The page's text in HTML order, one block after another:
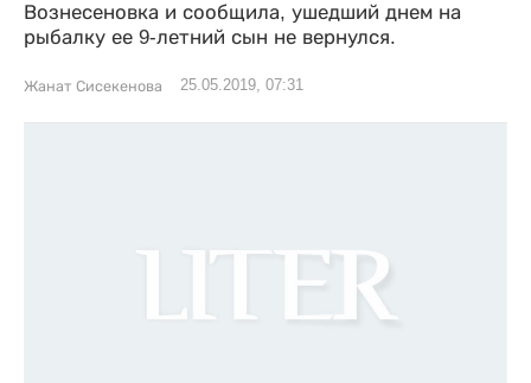
Вознесеновка и сообщила, ушедший днем на
рыбалку ее 9-летний сын не вернулся.
Жанат Сисекенова 25.05.2019, 07:31